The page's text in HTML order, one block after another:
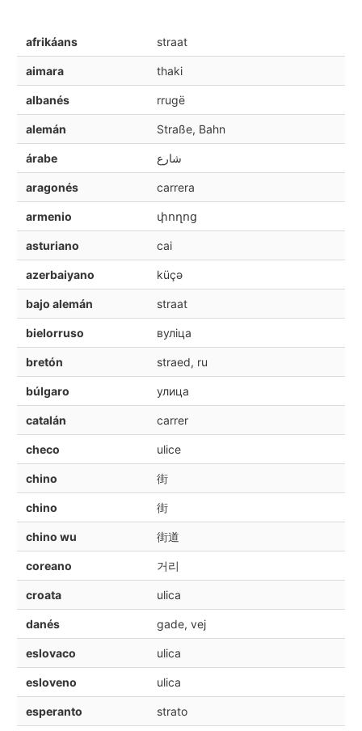
afrikáans straat
aimara thaki
albanés rrugë
alemán Straße, Bahn
árabe شارع
aragonés carrera
armenio փողոց
asturiano cai
azerbaiyano küçə
bajo alemán straat
bielorruso вуліца
bretón straed, ru
búlgaro улица
catalán carrer
checo ulice
chino 街
chino 街
chino wu 街道
coreano 거리
croata ulica
danés gade, vej
eslovaco ulica
esloveno ulica
esperanto strato